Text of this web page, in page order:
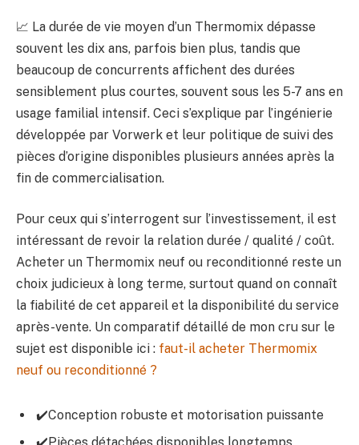
📈 La durée de vie moyen d’un Thermomix dépasse
souvent les dix ans, parfois bien plus, tandis que
beaucoup de concurrents affichent des durées
sensiblement plus courtes, souvent sous les 5-7 ans en
usage familial intensif. Ceci s’explique par l’ingénierie
développée par Vorwerk et leur politique de suivi des
pièces d’origine disponibles plusieurs années après la
fin de commercialisation.
Pour ceux qui s’interrogent sur l’investissement, il est
intéressant de revoir la relation durée / qualité / coût.
Acheter un Thermomix neuf ou reconditionné reste un
choix judicieux à long terme, surtout quand on connaît
la fiabilité de cet appareil et la disponibilité du service
après-vente. Un comparatif détaillé de mon cru sur le
sujet est disponible ici : faut-il acheter Thermomix
neuf ou reconditionné ?
✔️Conception robuste et motorisation puissante